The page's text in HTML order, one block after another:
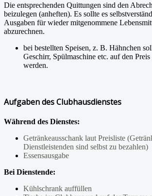
Die entsprechenden Quittungen sind den
beizulegen (anheften). Es sollte es
Ausgaben für wieder mitgenommene
abzurechnen.
bei bestellten Speisen, z. B. Hähnchen
Geschirr, Spülmaschine etc. auf den Preis
werden.
Aufgaben des Clubhausdienstes
Während des Dienstes:
Getränkeausschank laut Preisliste
Dienstleistenden sind selbst zu bezahlen)
Essensausgabe
Bei Dienstende:
Kühlschrank auffüllen